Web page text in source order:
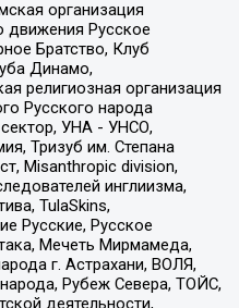
организация
движения Русское
Братство, Клуб
Динамо,
религиозная организация
Русского народа
УНА - УНСО,
Тризуб им. Степана
Misanthropic division,
инглиизма,
TulaSkins,
Русские, Русское
Мечеть Мирмамеда,
г. Астрахани, ВОЛЯ,
Рубеж Севера, ТОЙС,
деятельности,